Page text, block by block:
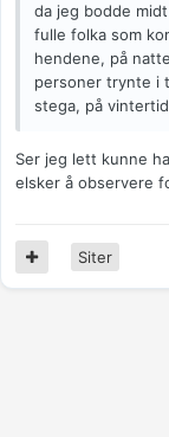
da jeg bodde
fulle folka som
hendene, på
personer trynte i
stega, på
Ser jeg lett kunne
elsker å observere
Siter